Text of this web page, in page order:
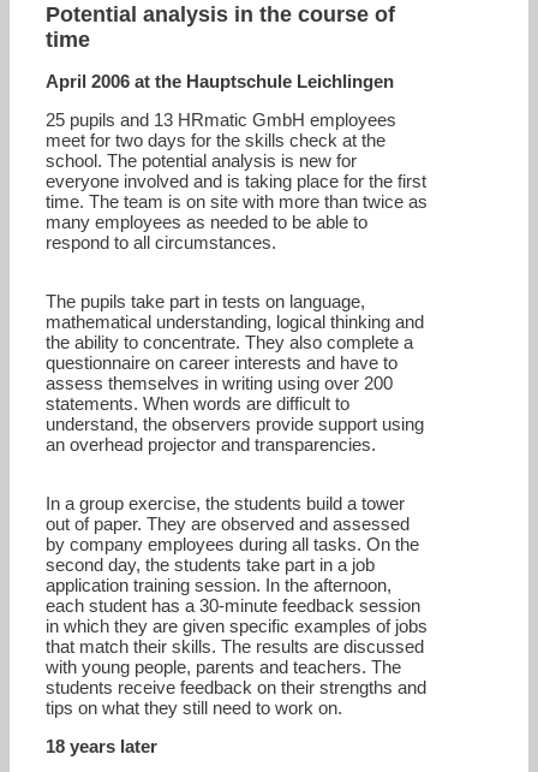
Potential analysis in the course of
time
April 2006 at the Hauptschule Leichlingen
25 pupils and 13 HRmatic GmbH employees
meet for two days for the skills check at the
school. The potential analysis is new for
everyone involved and is taking place for the first
time. The team is on site with more than twice as
many employees as needed to be able to
respond to all circumstances.
The pupils take part in tests on language,
mathematical understanding, logical thinking and
the ability to concentrate. They also complete a
questionnaire on career interests and have to
assess themselves in writing using over 200
statements. When words are difficult to
understand, the observers provide support using
an overhead projector and transparencies.
In a group exercise, the students build a tower
out of paper. They are observed and assessed
by company employees during all tasks. On the
second day, the students take part in a job
application training session. In the afternoon,
each student has a 30-minute feedback session
in which they are given specific examples of jobs
that match their skills. The results are discussed
with young people, parents and teachers. The
students receive feedback on their strengths and
tips on what they still need to work on.
18 years later